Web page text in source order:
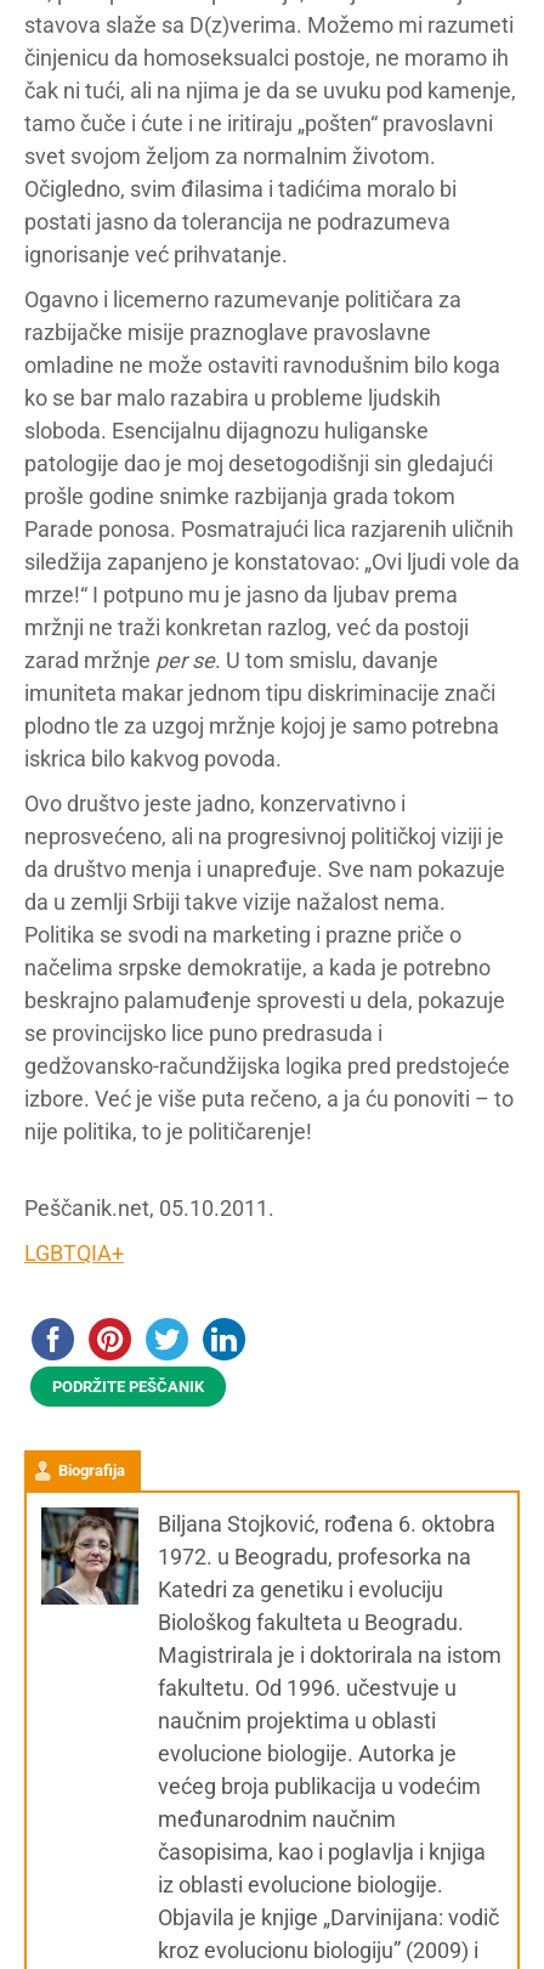
stavova slaže sa D(z)verima. Možemo mi razumeti
činjenicu da homoseksualci postoje, ne moramo ih
čak ni tući, ali na njima je da se uvuku pod kamenje,
tamo čuče i ćute i ne iritiraju „pošten“ pravoslavni
svet svojom željom za normalnim životom.
Očigledno, svim đilasima i tadićima moralo bi
postati jasno da tolerancija ne podrazumeva
ignorisanje već prihvatanje.
Ogavno i licemerno razumevanje političara za
razbijačke misije praznoglave pravoslavne
omladine ne može ostaviti ravnodušnim bilo koga
ko se bar malo razabira u probleme ljudskih
sloboda. Esencijalnu dijagnozu huliganske
patologije dao je moj desetogodišnji sin gledajući
prošle godine snimke razbijanja grada tokom
Parade ponosa. Posmatrajući lica razjarenih uličnih
siledžija zapanjeno je konstatovao: „Ovi ljudi vole da
mrze!“ I potpuno mu je jasno da ljubav prema
mržnji ne traži konkretan razlog, već da postoji
zarad mržnje per se. U tom smislu, davanje
imuniteta makar jednom tipu diskriminacije znači
plodno tle za uzgoj mržnje kojoj je samo potrebna
iskrica bilo kakvog povoda.
Ovo društvo jeste jadno, konzervativno i
neprosvećeno, ali na progresivnoj političkoj viziji je
da društvo menja i unapređuje. Sve nam pokazuje
da u zemlji Srbiji takve vizije nažalost nema.
Politika se svodi na marketing i prazne priče o
načelima srpske demokratije, a kada je potrebno
beskrajno palamuđenje sprovesti u dela, pokazuje
se provincijsko lice puno predrasuda i
gedžovansko-račundžijska logika pred predstojeće
izbore. Već je više puta rečeno, a ja ću ponoviti – to
nije politika, to je političarenje!
Peščanik.net, 05.10.2011.
LGBTQIA+
PODRŽITE PEŠČANIK
Biografija
Biljana Stojković, rođena 6. oktobra
1972. u Beogradu, profesorka na
Katedri za genetiku i evoluciju
Biološkog fakulteta u Beogradu.
Magistrirala je i doktorirala na istom
fakultetu. Od 1996. učestvuje u
naučnim projektima u oblasti
evolucione biologije. Autorka je
većeg broja publikacija u vodećim
međunarodnim naučnim
časopisima, kao i poglavlja i knjiga
iz oblasti evolucione biologije.
Objavila je knjige „Darvinijana: vodič
kroz evolucionu biologiju” (2009) i